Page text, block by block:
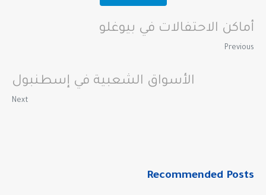
أماكن الاحتفالات في بيوغلو
Previous
الأسواق الشعبية في إسطنبول
Next
Recommended Posts